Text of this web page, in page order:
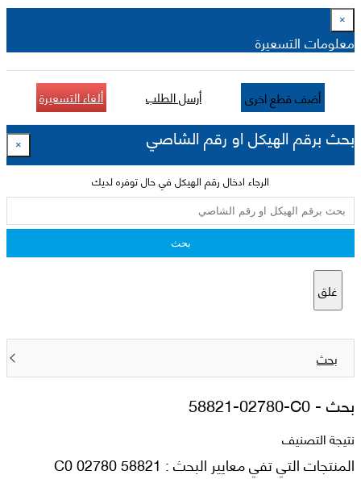
×
معلومات التسعيرة
أضف قطع اخرى أرسل الطلب ألغاء التسعيرة
بحث برقم الهيكل او رقم الشاصي ×
الرجاء ادخال رقم الهيكل في حال توفره لديك
بحث
غلق
بحث
بحث -58821-02780-C0
نتيجة التصنيف
المنتجات التي تفي معايير البحث : 58821 02780 C0